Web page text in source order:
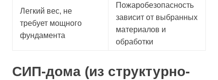
Легкий вес, не
требует мощного
фундамента
Пожаробезопасность
зависит от выбранных
материалов и
обработки
СИП-дома (из структурно-